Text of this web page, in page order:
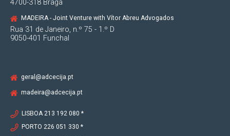
4700-318 Braga
MADEIRA - Joint Venture with Vítor Abreu Advogados
Rua 31 de Janeiro, n.º 75 - 1.º D
9050-401 Funchal
geral@adcecija.pt
madeira@adcecija.pt
LISBOA 213 192 080 *
PORTO 226 051 330 *